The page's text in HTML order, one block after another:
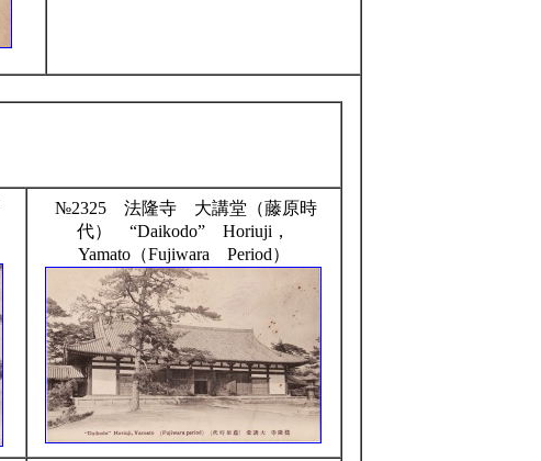
№2325 法隆寺 大講堂（藤原時
代） “Daikodo” Horiuji，
Yamato（Fujiwara Period）